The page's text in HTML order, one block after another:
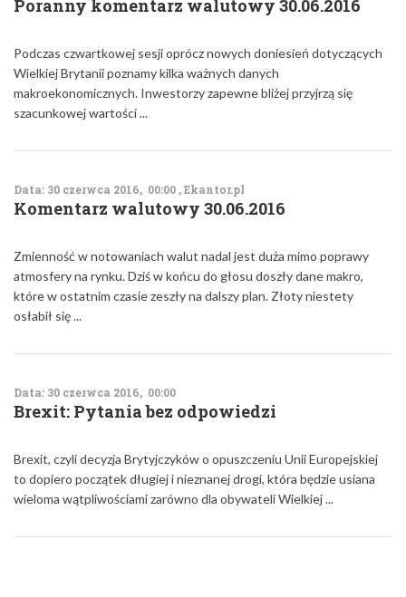
Poranny komentarz walutowy 30.06.2016
Podczas czwartkowej sesji oprócz nowych doniesień dotyczących
Wielkiej Brytanii poznamy kilka ważnych danych
makroekonomicznych. Inwestorzy zapewne bliżej przyjrzą się
szacunkowej wartości ...
Data: 30 czerwca 2016, 00:00 , Ekantor.pl
Komentarz walutowy 30.06.2016
Zmienność w notowaniach walut nadal jest duża mimo poprawy
atmosfery na rynku. Dziś w końcu do głosu doszły dane makro,
które w ostatnim czasie zeszły na dalszy plan. Złoty niestety
osłabił się ...
Data: 30 czerwca 2016, 00:00
Brexit: Pytania bez odpowiedzi
Brexit, czyli decyzja Brytyjczyków o opuszczeniu Unii Europejskiej
to dopiero początek długiej i nieznanej drogi, która będzie usiana
wieloma wątpliwościami zarówno dla obywateli Wielkiej ...